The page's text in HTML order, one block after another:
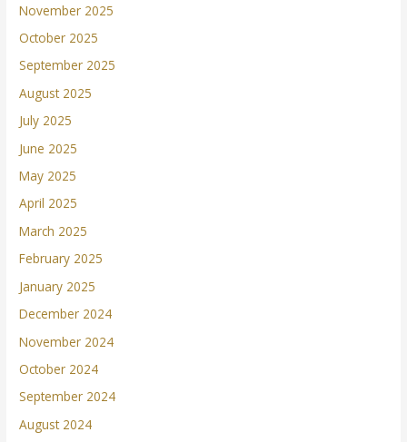
November 2025
October 2025
September 2025
August 2025
July 2025
June 2025
May 2025
April 2025
March 2025
February 2025
January 2025
December 2024
November 2024
October 2024
September 2024
August 2024